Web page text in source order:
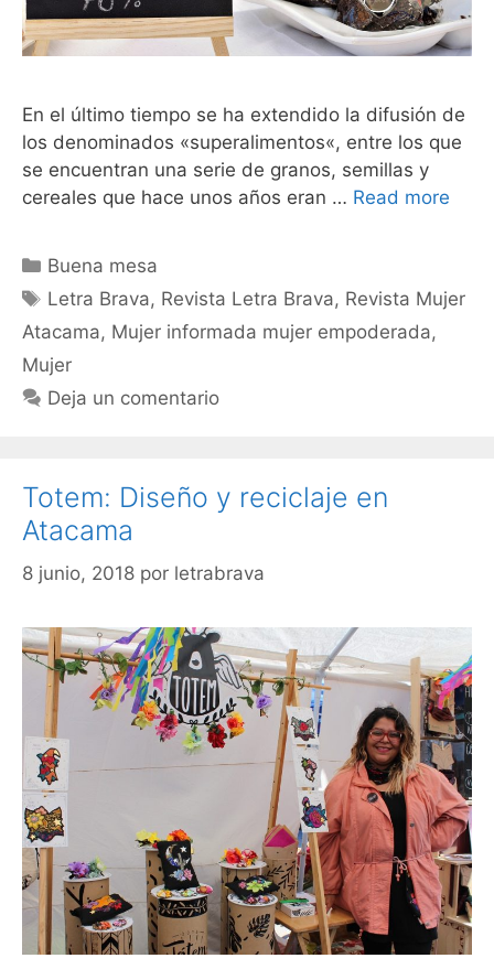
En el último tiempo se ha extendido la difusión de
los denominados «superalimentos«, entre los que
se encuentran una serie de granos, semillas y
cereales que hace unos años eran … Read more
Buena mesa
Letra Brava, Revista Letra Brava, Revista Mujer
Atacama, Mujer informada mujer empoderada,
Mujer
Deja un comentario
Totem: Diseño y reciclaje en
Atacama
8 junio, 2018 por letrabrava